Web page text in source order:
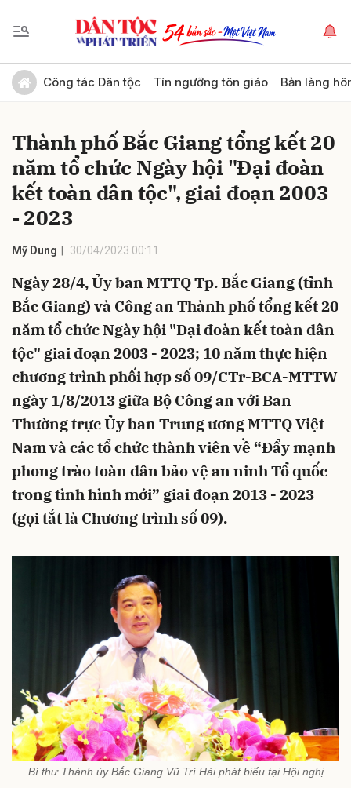
Công tác Dân tộc Tín ngưỡng tôn giáo Bản làng
Thành phố Bắc Giang tổng kết 20
năm tổ chức Ngày hội "Đại đoàn
kết toàn dân tộc", giai đoạn 2003
- 2023
Mỹ Dung 30/04/2023 00:11
Ngày 28/4, Ủy ban MTTQ Tp. Bắc Giang (tỉnh
Bắc Giang) và Công an Thành phố tổng kết 20
năm tổ chức Ngày hội "Đại đoàn kết toàn dân
tộc" giai đoạn 2003 - 2023; 10 năm thực hiện
chương trình phối hợp số 09/CTr-BCA-MTTW
ngày 1/8/2013 giữa Bộ Công an với Ban
Thường trực Ủy ban Trung ương MTTQ Việt
Nam và các tổ chức thành viên về “Đẩy mạnh
phong trào toàn dân bảo vệ an ninh Tổ quốc
trong tình hình mới” giai đoạn 2013 - 2023
(gọi tắt là Chương trình số 09).
Bí thư Thành ủy Bắc Giang Vũ Trí Hải phát biểu tại Hội nghị
Gửi bình luận